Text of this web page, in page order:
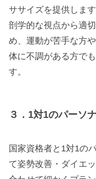
ササイズを提供しま
剖学的な視点から適
め、運動が苦手な方
体に不調がある方で
す。
３．1対1のパーソ
国家資格者と1対1の
て姿勢改善・ダイエ